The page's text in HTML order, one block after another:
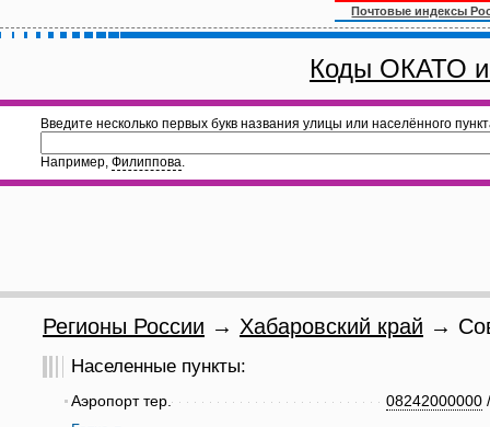
Почтовые индексы
Коды ОКАТО
Введите несколько первых букв названия улицы или населённого
Например, Филиппова.
Регионы России → Хабаровский край →
Населенные пункты:
08242000000
Аэропорт тер.